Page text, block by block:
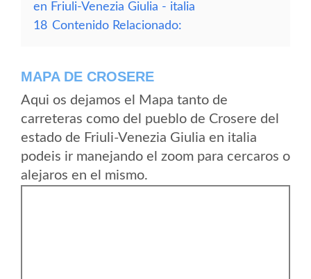
en Friuli-Venezia Giulia - italia
18 Contenido Relacionado:
MAPA DE CROSERE
Aqui os dejamos el Mapa tanto de
carreteras como del pueblo de Crosere del
estado de Friuli-Venezia Giulia en italia
podeis ir manejando el zoom para cercaros o
alejaros en el mismo.